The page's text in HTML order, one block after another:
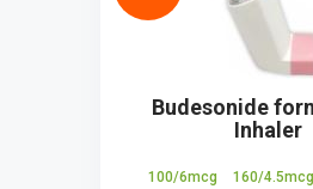
Budesonide
Inhaler
100/6mcg 160/4.5mcg